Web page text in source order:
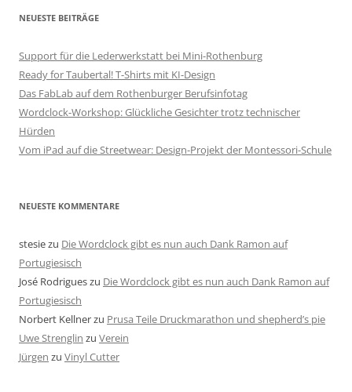
NEUESTE BEITRÄGE
Support für die Lederwerkstatt bei Mini-Rothenburg
Ready for Taubertal! T-Shirts mit KI-Design
Das FabLab auf dem Rothenburger Berufsinfotag
Wordclock-Workshop: Glückliche Gesichter trotz technischer
Hürden
Vom iPad auf die Streetwear: Design-Projekt der Montessori-Schule
NEUESTE KOMMENTARE
stesiezu Die Wordclock gibt es nun auch Dank Ramon auf
Portugiesisch
José Rodrigueszu Die Wordclock gibt es nun auch Dank Ramon auf
Portugiesisch
Norbert Kellnerzu Prusa Teile Druckmarathon und shepherd’s pie
Uwe Strenglin zu Verein
Jürgen zu Vinyl Cutter